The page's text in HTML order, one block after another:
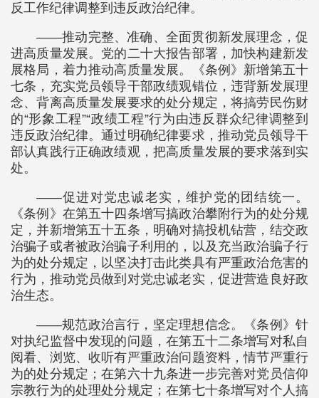
反工作纪律调整到违反政治纪律。
——推动完整、准确、全面贯彻新发展理念，促
进高质量发展。党的二十大报告部署，加快构建新发
展格局，着力推动高质量发展。《条例》新增第五十
七条，充实党员领导干部政绩观错位，违背新发展理
念、背离高质量发展要求的处分规定，将搞劳民伤财
的“形象工程”“政绩工程”行为由违反群众纪律调整到
违反政治纪律。通过明确纪律要求，推动党员领导干
部认真践行正确政绩观，把高质量发展的要求落到实
处。
——促进对党忠诚老实，维护党的团结统一。
《条例》在第五十四条增写搞政治攀附行为的处分规
定，并新增第五十五条，明确对搞投机钻营，结交政
治骗子或者被政治骗子利用的，以及充当政治骗子行
为的处分规定，以坚决打击此类具有严重政治危害的
行为，推动党员做到对党忠诚老实，促进营造良好政
治生态。
——规范政治言行，坚定理想信念。《条例》针
对执纪监督中发现的问题，在第五十二条增写对私自
阅看、浏览、收听有严重政治问题资料，情节严重行
为的处分规定；在第六十九条进一步完善对党员信仰
宗教行为的处理处分规定；在第七十条增写对个人搞